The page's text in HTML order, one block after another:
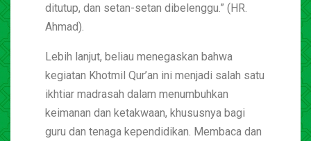
ditutup, dan setan-setan dibelenggu.” (HR.
Ahmad).
Lebih lanjut, beliau menegaskan bahwa
kegiatan Khotmil Qur’an ini menjadi salah satu
ikhtiar madrasah dalam menumbuhkan
keimanan dan ketakwaan, khususnya bagi
guru dan tenaga kependidikan. Membaca dan